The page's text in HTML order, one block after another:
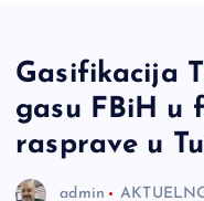
Gasifikacija
gasu FBiH u
rasprave u
admin